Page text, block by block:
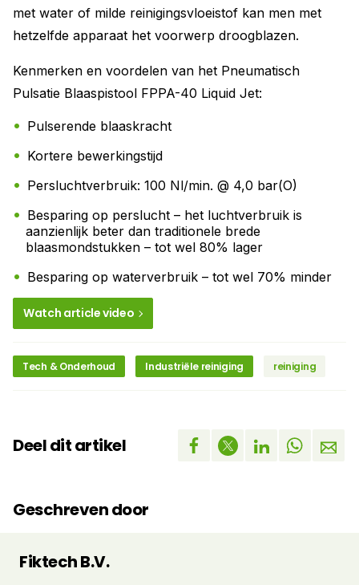
met water of milde reinigingsvloeistof kan men met
hetzelfde apparaat het voorwerp droogblazen.
Kenmerken en voordelen van het Pneumatisch
Pulsatie Blaaspistool FPPA-40 Liquid Jet:
Pulserende blaaskracht
Kortere bewerkingstijd
Persluchtverbruik: 100 Nl/min. @ 4,0 bar(O)
Besparing op perslucht – het luchtverbruik is
aanzienlijk beter dan traditionele brede
blaasmondstukken – tot wel 80% lager
Besparing op waterverbruik – tot wel 70% minder
Watch article video
Tech & Onderhoud Industriële reiniging reiniging
Deel dit artikel
Geschreven door
Fiktech B.V.